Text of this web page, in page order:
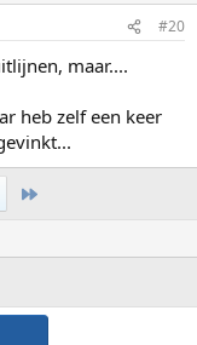
#20
maar....
heb zelf een keer